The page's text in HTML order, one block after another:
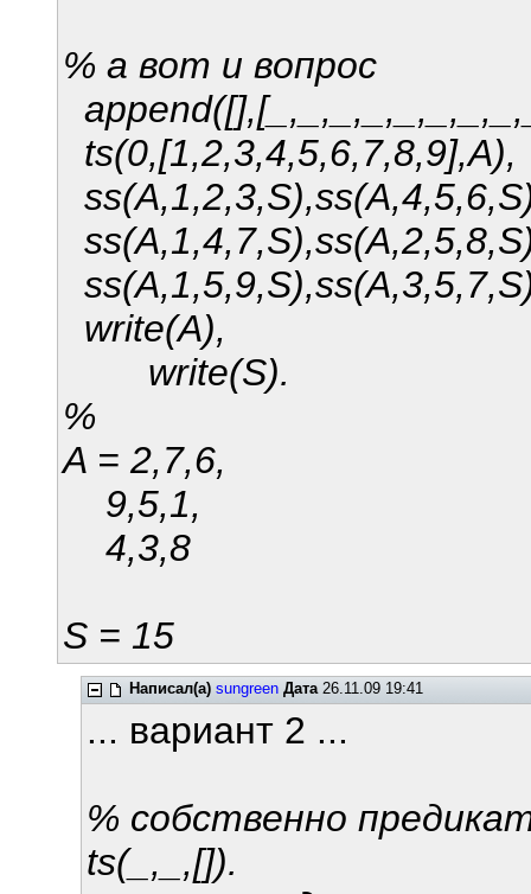
% а вот и вопрос
ts(0,[1,2,3,4,5,6,7,8,9],A),
write(A),
write(S).
%
A = 2,7,6,
9,5,1,
4,3,8
S = 15
Написал(а) sungreen Дата26.11.09 19:41
... вариант 2 ...
% собственно
ts(_,_,[]). %